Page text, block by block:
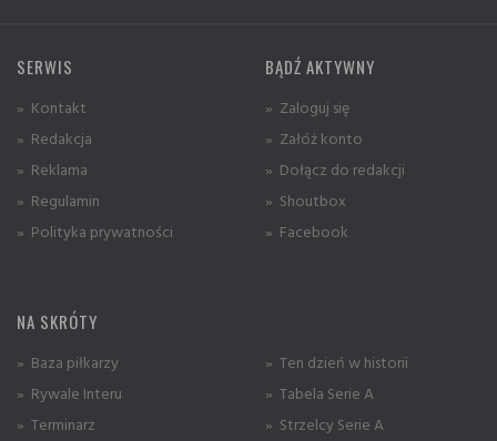
SERWIS
» Kontakt
» Redakcja
» Reklama
» Regulamin
» Polityka prywatności
BĄDŹ AKTYWNY
» Zaloguj się
» Załóż konto
» Dołącz do redakcji
» Shoutbox
» Facebook
NA SKRÓTY
» Baza piłkarzy
» Rywale Interu
» Terminarz
» Ten dzień w historii
» Tabela Serie A
» Strzelcy Serie A